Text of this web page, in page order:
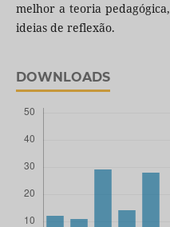
melhor a teoria
ideias de reflexão.
DOWNLOADS